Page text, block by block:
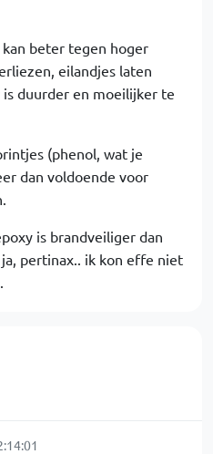
beter tegen hoger
eilandjes laten
duurder en moeilijker te
(phenol, wat je
dan voldoende voor
is brandveiliger dan
pertinax.. ik kon effe niet